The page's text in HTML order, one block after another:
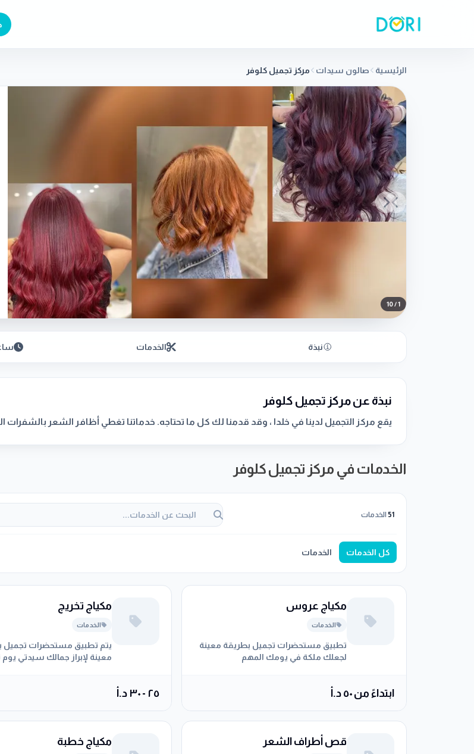
الرئيسية صالون سيدات مركز تجميل كلوفر
Previous slide
Next slide
1
/
10
نبذة الخدمات
نبذة عن مركز تجميل كلوفر
يقع مركز التجميل لدينا في خلدا ، وقد قدمنا ​​لك كل ما تحتاجه. خدماتنا تغطي أظافر الشعر بالشفرات
الخدمات في مركز تجميل كلوفر
51 الخدمات
كل الخدمات الخدمات
مكياج عروس
الخدمات
تطبيق مستحضرات تجميل بطريقة معينة
لجعلك ملكة في يومك المهم
ابتداءً من ٥٠ د.أ
مكياج تخريج
الخدمات
يتم تطبيق مستحضرات تجميل
معينة لإبراز جمالك سيدتي
٢٥ - ٣٠ د.أ
قص أطراف الشعر مكياج خطبة